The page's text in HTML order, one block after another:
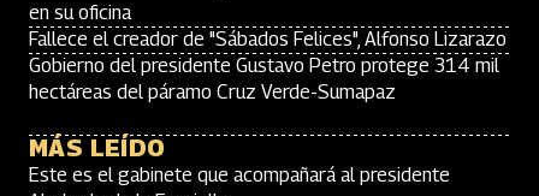
en su oficina
Fallece el creador de "Sábados Felices", Alfonso Lizarazo
Gobierno del presidente Gustavo Petro protege 314 mil
hectáreas del páramo Cruz Verde-Sumapaz
MÁS LEÍDO
Este es el gabinete que acompañará al presidente